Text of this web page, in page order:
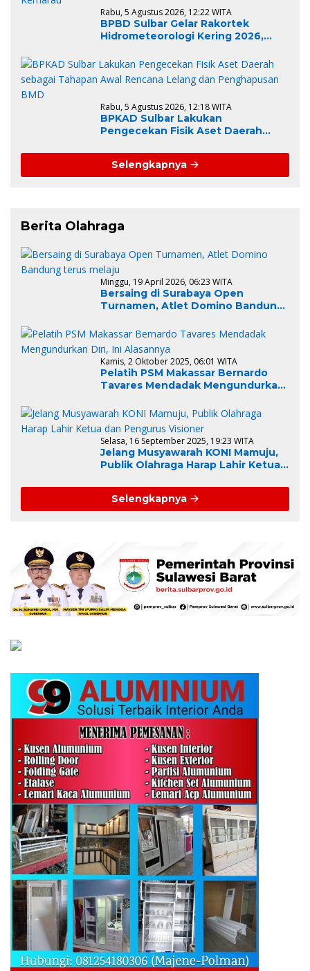
Rabu, 5 Agustus 2026, 12:22 WITA
BPBD Sulbar Gelar Rakortek
Hidrometeorologi Kering 2026,
Hadapi Musim Kemarau
Rabu, 5 Agustus 2026, 12:18 WITA
BPKAD Sulbar Lakukan
Pengecekan Fisik Aset Daerah
Lelang dan Penghapusan BMD
Selengkapnya
Berita Olahraga
Minggu, 19 April 2026, 06:23 WITA
Bersaing di Surabaya Open
Turnamen, Atlet Domino Bandung
Kamis, 2 Oktober 2025, 06:01 WITA
Pelatih PSM Makassar Bernardo
Tavares Mendadak Mengundurkan
Selasa, 16 September 2025, 19:23 WITA
Jelang Musyawarah KONI Mamuju,
Publik Olahraga Harap Lahir Ketua
Selengkapnya